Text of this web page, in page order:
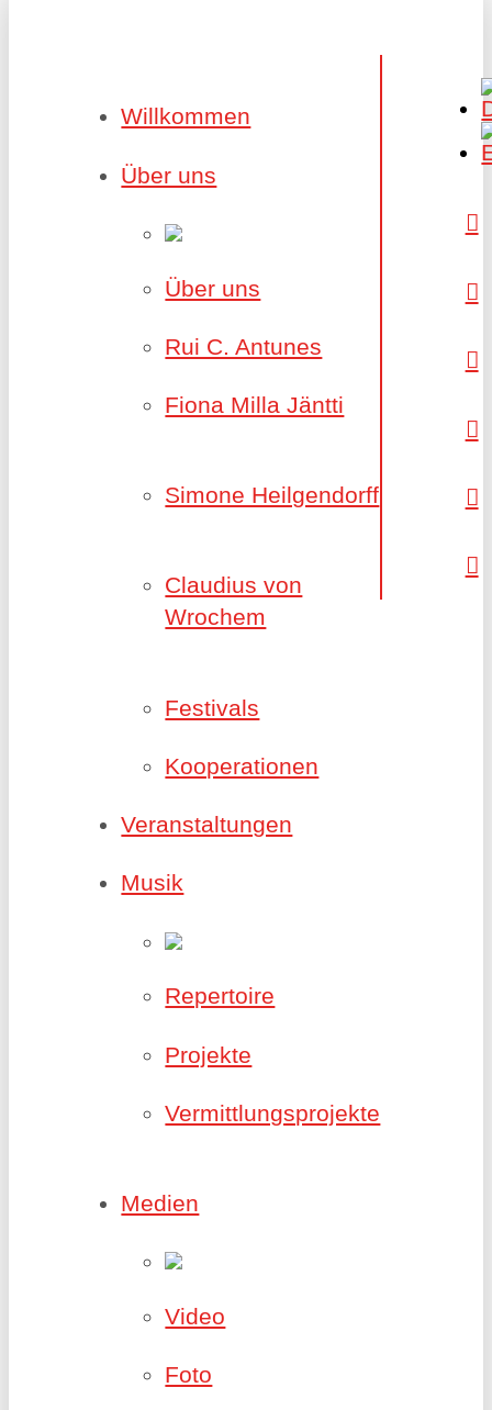
Willkommen
Über uns
Über uns
Rui C. Antunes
Fiona Milla Jäntti
Simone Heilgendorff
Claudius von
Wrochem
Festivals
Kooperationen
Veranstaltungen
Musik
Repertoire
Projekte
Vermittlungsprojekte
Medien
Video
Foto